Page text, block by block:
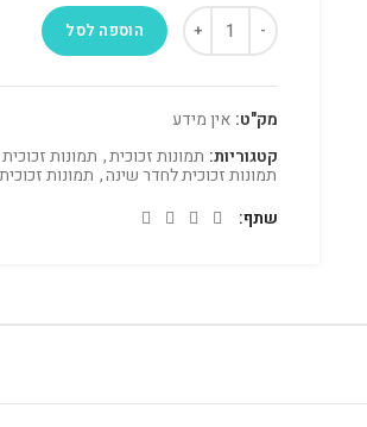
הוספה לסל
מק"ט: אין מידע
קטגוריות: תמונות זכוכית, תמונות
תמונות זכוכית לחדר שינה, תמונות
שתף